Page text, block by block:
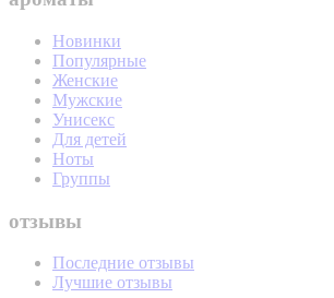
Новинки
Популярные
Женские
Мужские
Унисекс
Для детей
Ноты
Группы
отзывы
Последние отзывы
Лучшие отзывы